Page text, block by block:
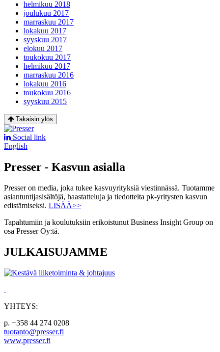
helmikuu 2018
joulukuu 2017
marraskuu 2017
lokakuu 2017
syyskuu 2017
elokuu 2017
toukokuu 2017
helmikuu 2017
marraskuu 2016
lokakuu 2016
toukokuu 2016
syyskuu 2015
Takaisin ylös
Social link
English
Presser - Kasvun asialla
Presser on media, joka tukee kasvuyrityksiä viestinnässä. Tuotamme
asiantuntijasisältöjä, haastatteluja ja tiedotteita pk-yritysten kasvun
edistämiseksi. LISÄÄ>>
Tapahtumiin ja koulutuksiin erikoistunut Business Insight Group on
osa Presser Oy:tä.
JULKAISUJAMME
YHTEYS:
p. +358 44 274 0208
tuotanto@presser.fi
www.presser.fi